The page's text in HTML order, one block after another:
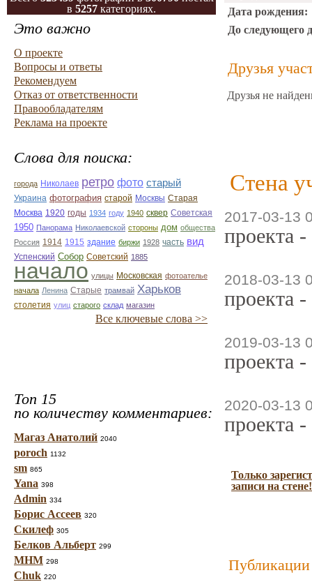
в 5257 категориях.
Это важно
О проекте
Вопросы и ответы
Рекомендуем
Отказ от ответственности
Правообладателям
Реклама на проекте
Слова для поиска:
города Николаев ретро фото старый
Украина фотография старой Москвы Старая
Москва 1920 годы 1934 году 1940 сквер Советская
1950 Панорама Николаевской стороны дом общества
Россия 1914 1915 здание биржи 1928 часть вид
Успенский Собор Советский 1885
начало улицы Московская фотоателье
начала Ленина Старые трамвай Харьков
столетия улиц старого склад магазин
Все ключевые слова >>
Топ 15
по количеству комментариев:
Магаз Анатолий 2040
poroch 1132
sm 865
Yana 398
Admin 334
Борис Ассеев 320
Скилеф 305
Белков Альберт 299
МНМ 298
Chuk 220
Дата рождения:
До следующего
Друзья
Друзья не
Стена
2017-03-13
проекта
2018-03-13
проекта
2019-03-13
проекта
2020-03-13
проекта
Только
записи на стене!
Публикации